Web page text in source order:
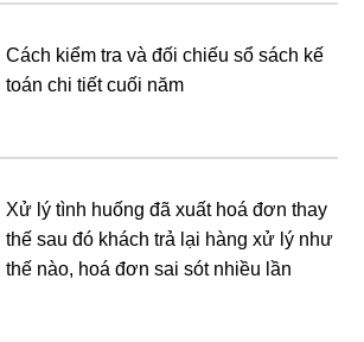
Cách kiểm tra và đối chiếu sổ sách kế
toán chi tiết cuối năm
Xử lý tình huống đã xuất hoá đơn thay
thế sau đó khách trả lại hàng xử lý như
thế nào, hoá đơn sai sót nhiều lần